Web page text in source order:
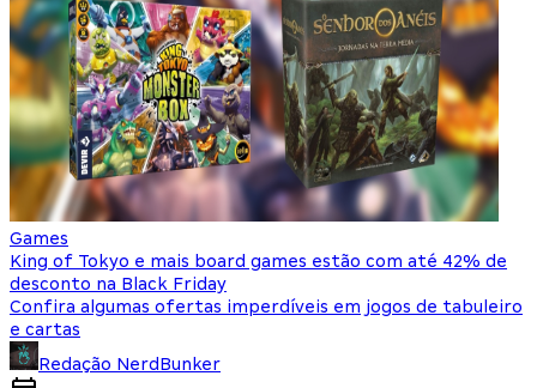
Games
King of Tokyo e mais board games estão com até 42% de
desconto na Black Friday
Confira algumas ofertas imperdíveis em jogos de tabuleiro
e cartas
Redação NerdBunker